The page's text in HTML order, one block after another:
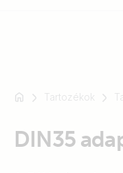
Például
Multiplus-
Orion
Tartozékok
DIN35